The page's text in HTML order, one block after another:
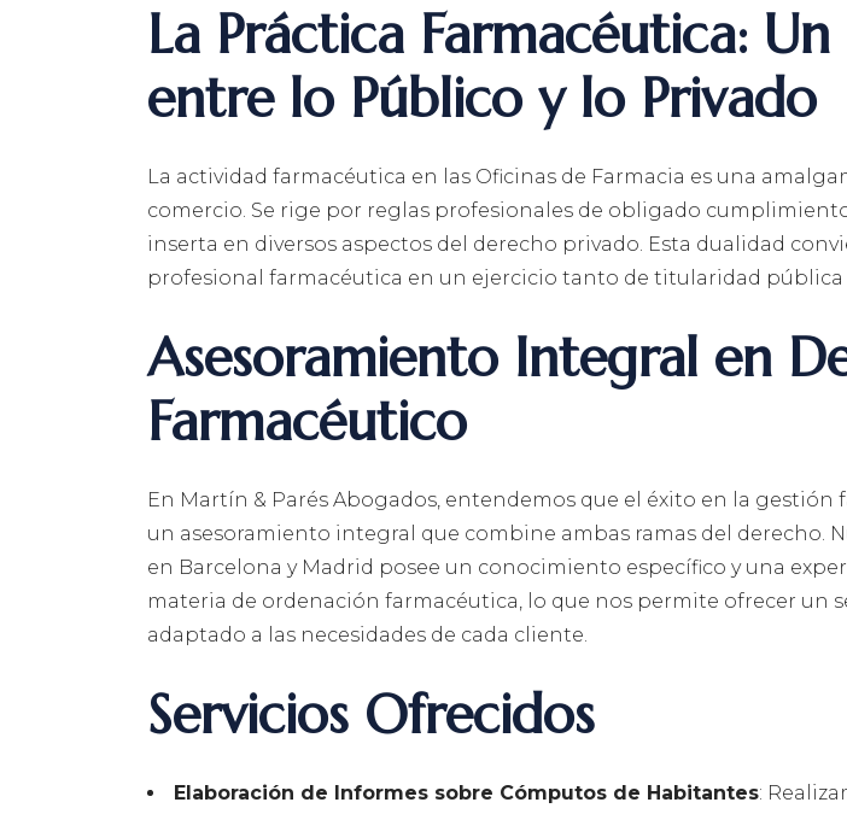
La Práctica Farmacéutica:
entre lo Público y lo Privado
La actividad farmacéutica en las Oficinas de Farmacia es una
comercio. Se rige por reglas profesionales de obligado
inserta en diversos aspectos del derecho privado. Esta dualidad
profesional farmacéutica en un ejercicio tanto de titularidad pública
Asesoramiento Integral en
Farmacéutico
En Martín & Parés Abogados, entendemos que el éxito en la gestión
un asesoramiento integral que combine ambas ramas del derecho.
en Barcelona y Madrid posee un conocimiento específico y una
materia de ordenación farmacéutica, lo que nos permite ofrecer un
adaptado a las necesidades de cada cliente.
Servicios Ofrecidos
Elaboración de Informes sobre Cómputos de Habitantes: